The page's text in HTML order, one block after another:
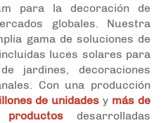
para la decoración de
globales. Nuestra
gama de soluciones de
luces solares para
jardines, decoraciones
Con una producción
de unidadesy más de
desarrolladas